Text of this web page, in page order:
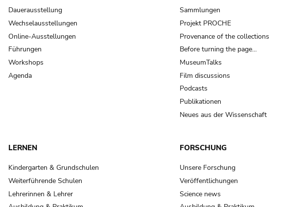
Dauerausstellung
Wechselausstellungen
Online-Ausstellungen
Führungen
Workshops
Agenda
Sammlungen
Projekt PROCHE
Provenance of the collections
Before turning the page…
MuseumTalks
Film discussions
Podcasts
Publikationen
Neues aus der Wissenschaft
LERNEN
Kindergarten & Grundschulen
Weiterführende Schulen
Lehrerinnen & Lehrer
FORSCHUNG
Unsere Forschung
Veröffentlichungen
Science news